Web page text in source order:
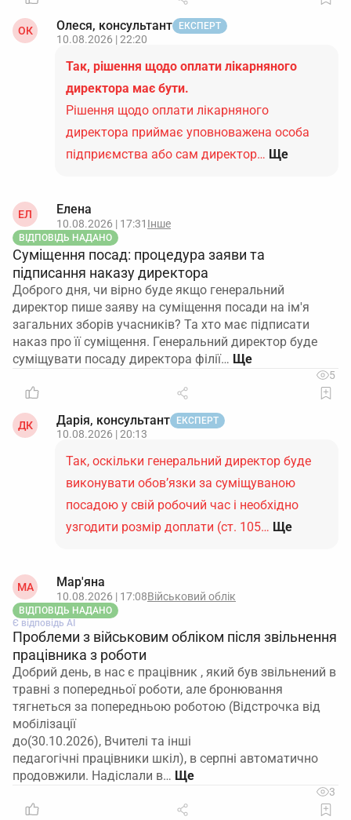
ОК Олеся, консультант ЕКСПЕРТ
10.08.2026 | 22:20
Так, рішення щодо оплати лікарняного
директора має бути.
Рішення щодо оплати лікарняного
директора приймає уповноважена особа
підприємства або сам директор… Ще
ЕЛ Елена
10.08.2026 | 17:31 Інше
ВІДПОВІДЬ НАДАНО
Суміщення посад: процедура заяви та
підписання наказу директора
Доброго дня, чи вірно буде якщо генеральний
директор пише заяву на суміщення посади на ім'я
загальних зборів учасників? Та хто має підписати
наказ про її суміщення. Генеральний директор буде
суміщувати посаду директора філії…
5
ДК Дарія, консультант ЕКСПЕРТ
10.08.2026 | 20:13
Так, оскільки генеральний директор буде
виконувати обов’язки за суміщуваною
посадою у свій робочий час і необхідно
узгодити розмір доплати (ст. 105… Ще
МА Мар'яна
10.08.2026 | 17:08Військовий облік
ВІДПОВІДЬ НАДАНО
Є відповідь АІ
Проблеми з військовим обліком після звільнення
працівника з роботи
Добрий день, в нас є працівник , який був звільнений в
травні з попередньої роботи, але бронювання
тягнеться за попередньою роботою (Відстрочка від
мобілізації
до(30.10.2026), Вчителі та інші
педагогічні працівники шкіл), в серпні автоматично
продовжили. Надіслали в…
3